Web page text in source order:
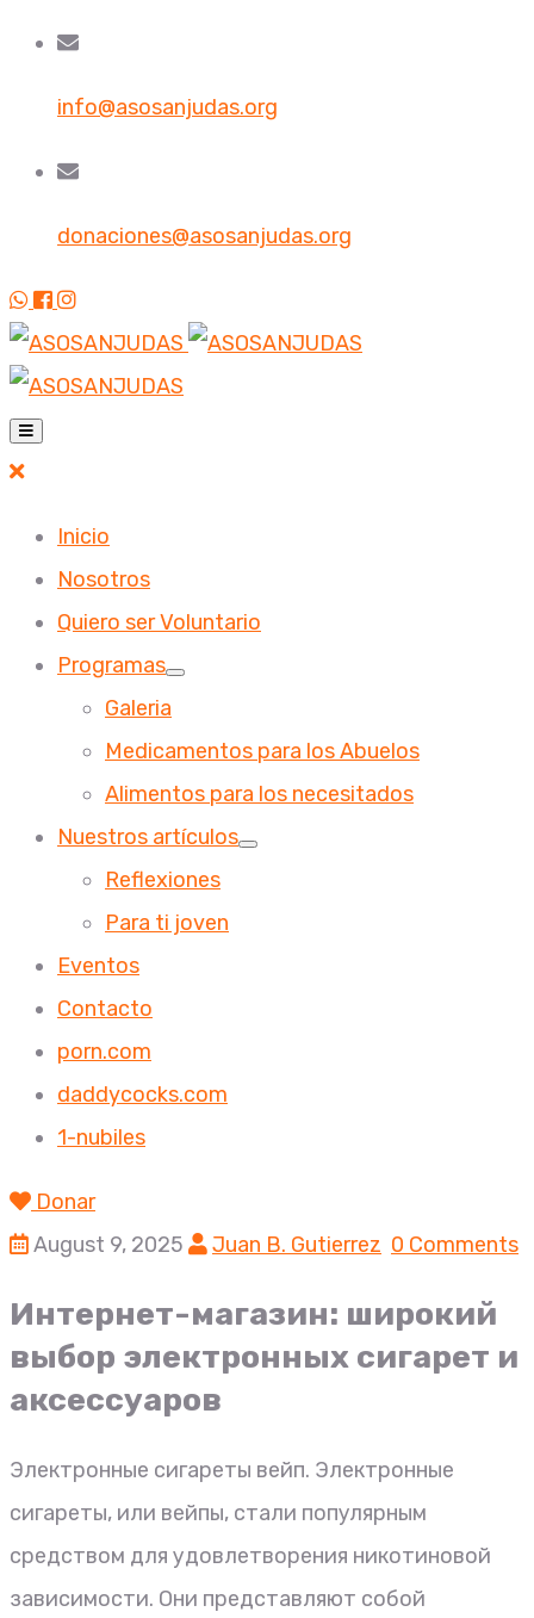
info@asosanjudas.org
donaciones@asosanjudas.org
Inicio
Nosotros
Quiero ser Voluntario
Programas
Galeria
Medicamentos para los Abuelos
Alimentos para los necesitados
Nuestros artículos
Reflexiones
Para ti joven
Eventos
Contacto
porn.com
daddycocks.com
1-nubiles
Donar
August 9, 2025
Juan B. Gutierrez 0 Comments
Интернет-магазин: широкий
выбор электронных сигарет и
аксессуаров
Электронные сигареты вейп. Электронные
сигареты, или вейпы, стали популярным
средством для удовлетворения никотиновой
зависимости. Они представляют собой